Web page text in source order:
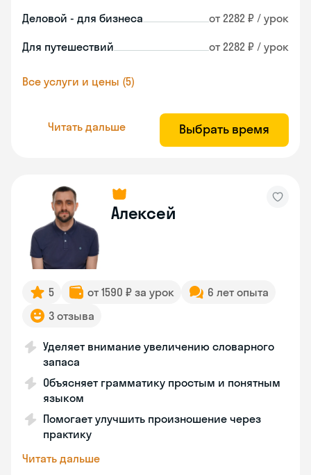
Деловой - для бизнеса от 2282 ₽ / урок
Для путешествий от 2282 ₽ / урок
Все услуги и цены (5)
Читать дальше Выбрать время
Алексей
5 от 1590 ₽ за урок
6 лет опыта
3 отзыва
Уделяет внимание увеличению словарного
запаса
Объясняет грамматику простым и понятным
языком
Помогает улучшить произношение через
практику
Читать дальше